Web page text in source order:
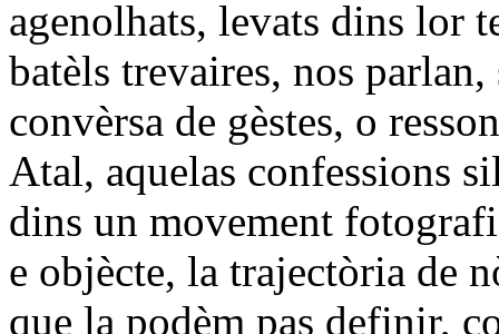
agenolhats, levats dins lor
batèls trevaires, nos
convèrsa de gèstes, o
Atal, aquelas confessions
dins un movement
e objècte, la trajectòria de
que la podèm pas definir,